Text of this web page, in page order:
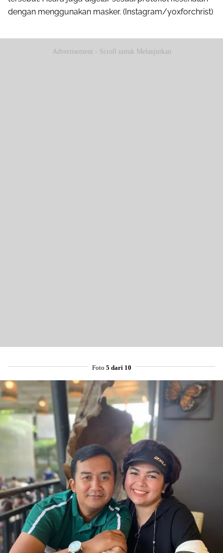
dengan menggunakan masker. (Instagram/yoxforchrist)
Advertisement - Scroll untuk Melanjutkan
Foto 5 dari 10